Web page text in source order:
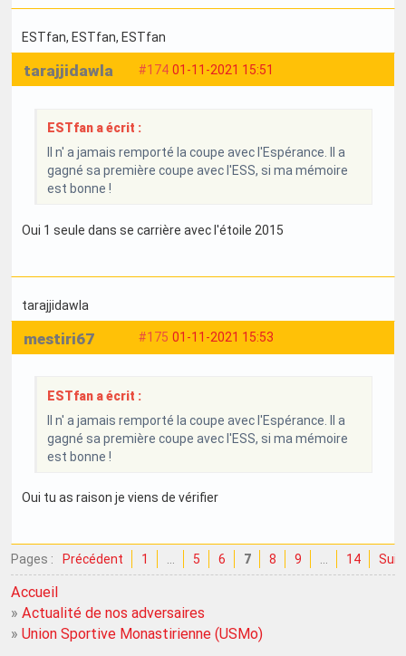
ESTfan, ESTfan, ESTfan
#174 01-11-2021 15:51
tarajjidawla
ESTfan a écrit :
Il n' a jamais remporté la coupe avec l'Espérance. Il a
gagné sa première coupe avec l'ESS, si ma mémoire
est bonne !
Oui 1 seule dans se carrière avec l'étoile 2015
tarajjidawla
#175 01-11-2021 15:53
mestiri67
ESTfan a écrit :
Il n' a jamais remporté la coupe avec l'Espérance. Il a
gagné sa première coupe avec l'ESS, si ma mémoire
est bonne !
Oui tu as raison je viens de vérifier
Pages : Précédent 1 … 5 6 7 8 9 … 14
Accueil
» Actualité de nos adversaires
» Union Sportive Monastirienne (USMo)